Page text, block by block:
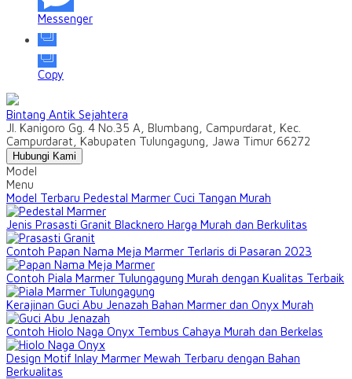
Messenger
Copy
Bintang Antik Sejahtera
Jl. Kanigoro Gg. 4 No.35 A, Blumbang, Campurdarat, Kec.
Campurdarat, Kabupaten Tulungagung, Jawa Timur 66272
Hubungi Kami
Model
Menu
Model Terbaru Pedestal Marmer Cuci Tangan Murah
Jenis Prasasti Granit Blacknero Harga Murah dan Berkulitas
Contoh Papan Nama Meja Marmer Terlaris di Pasaran 2023
Contoh Piala Marmer Tulungagung Murah dengan Kualitas Terbaik
Kerajinan Guci Abu Jenazah Bahan Marmer dan Onyx Murah
Contoh Hiolo Naga Onyx Tembus Cahaya Murah dan Berkelas
Design Motif Inlay Marmer Mewah Terbaru dengan Bahan
Berkualitas